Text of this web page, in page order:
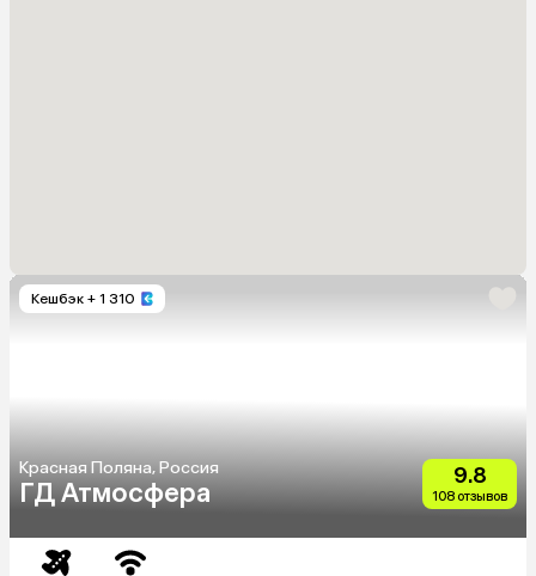
Кешбэк + 1 310
Красная Поляна, Россия
ГД Атмосфера
9.8
108 отзывов